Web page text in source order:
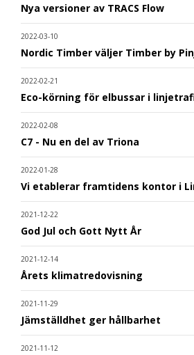
Nya versioner av TRACS Flow
2022-03-10
Nordic Timber väljer Timber by
2022-02-21
Eco-körning för elbussar i
2022-02-08
C7 - Nu en del av Triona
2022-01-28
Vi etablerar framtidens kontor i
2021-12-22
God Jul och Gott Nytt År
2021-12-14
Årets klimatredovisning
2021-11-29
Jämställdhet ger hållbarhet
2021-11-12